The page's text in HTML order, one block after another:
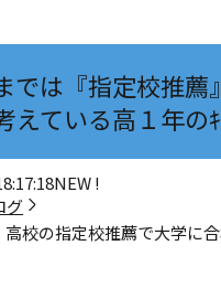
では『指定校推薦
えている高１年のｷ
NEW !
グ
高校の指定校推薦で大学に